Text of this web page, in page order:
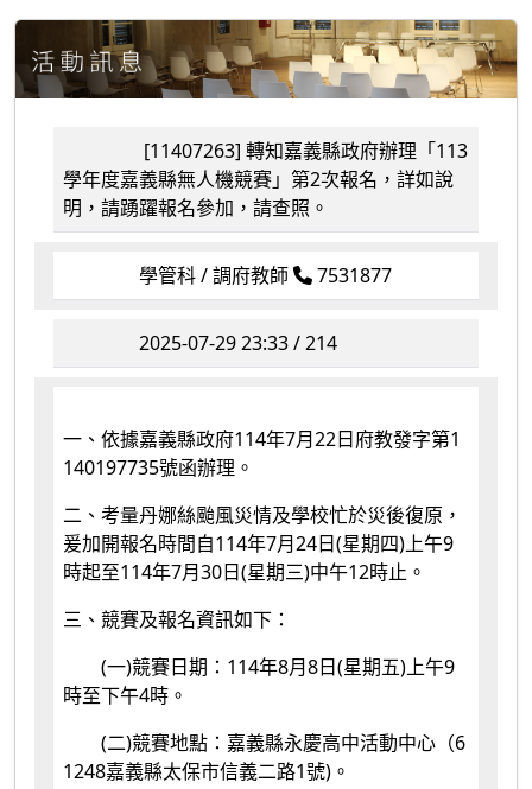
[11407263] 轉知嘉義縣政府辦理「113
學年度嘉義縣無人機競賽」第2次報名，詳如說
明，請踴躍報名參加，請查照。
學管科 / 調府教師 7531877
2025-07-29 23:33 / 214
一、依據嘉義縣政府114年7月22日府教發字第1
140197735號函辦理。
二、考量丹娜絲颱風災情及學校忙於災後復原，
爰加開報名時間自114年7月24日(星期四)上午9
時起至114年7月30日(星期三)中午12時止。
三、競賽及報名資訊如下：
(一)競賽日期：114年8月8日(星期五)上午9
時至下午4時。
(二)競賽地點：嘉義縣永慶高中活動中心（6
1248嘉義縣太保市信義二路1號)。